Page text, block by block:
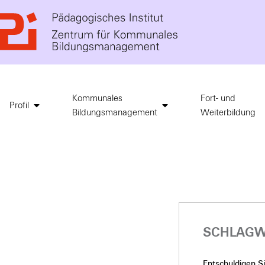
Profil
Kommunales
Bildungsmanagement
Fort- und
Weiterbildung